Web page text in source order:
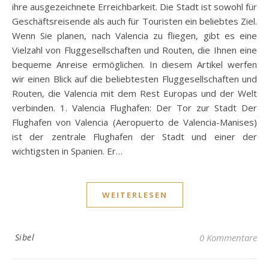
ihre ausgezeichnete Erreichbarkeit. Die Stadt ist sowohl für
Geschäftsreisende als auch für Touristen ein beliebtes Ziel.
Wenn Sie planen, nach Valencia zu fliegen, gibt es eine
Vielzahl von Fluggesellschaften und Routen, die Ihnen eine
bequeme Anreise ermöglichen. In diesem Artikel werfen
wir einen Blick auf die beliebtesten Fluggesellschaften und
Routen, die Valencia mit dem Rest Europas und der Welt
verbinden. 1. Valencia Flughafen: Der Tor zur Stadt Der
Flughafen von Valencia (Aeropuerto de Valencia-Manises)
ist der zentrale Flughafen der Stadt und einer der
wichtigsten in Spanien. Er…
WEITERLESEN
Sibel 0 Kommentare